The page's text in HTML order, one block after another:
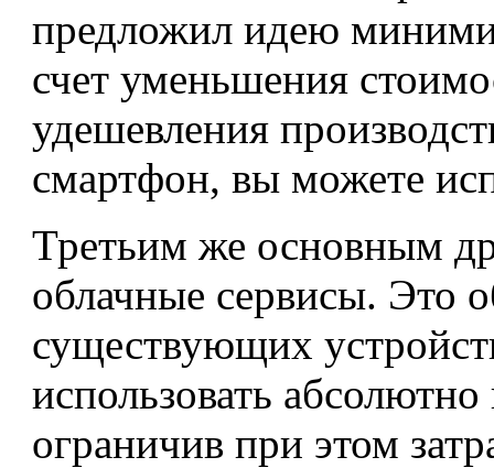
предложил идею
счет уменьшения
удешевления
смартфон, вы можете
Третьим же основным
облачные сервисы. Это
существующих
использовать
ограничив при этом